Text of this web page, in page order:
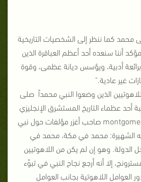
محمد كما ننظر إلى الشخصيات التاريخية
أننا سنعده أحد أعظم العباقرة الذين
برائعة أدبية، ويؤسس ديانة عظمى، وقوة
غير عادية."
الذين وضعوا النبي محمداً صلى
أحد عظماء التاريخ المستشرق الإنجليزي
مونتجمري وات montgomery watt صاحب أغزر مؤلفات حول نبي
الشهيرة: محمد في مكة، محمد في
الدولة. وهو إن لم يكن من اللاهوتيين
إلا أنه أرجع نجاح النبي في تبوّء
العوامل اللاهوتية بجانب العوامل